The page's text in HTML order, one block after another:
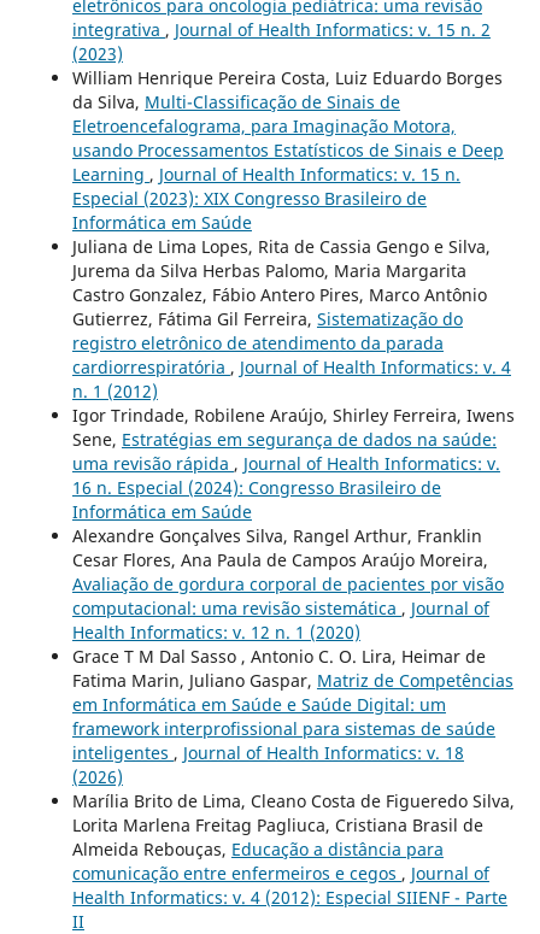
eletrônicos para oncologia pediátrica: uma revisão
integrativa , Journal of Health Informatics: v. 15 n. 2
(2023)
William Henrique Pereira Costa, Luiz Eduardo Borges
da Silva, Multi-Classificação de Sinais de
Eletroencefalograma, para Imaginação Motora,
usando Processamentos Estatísticos de Sinais e Deep
Learning , Journal of Health Informatics: v. 15 n.
Especial (2023): XIX Congresso Brasileiro de
Informática em Saúde
Juliana de Lima Lopes, Rita de Cassia Gengo e Silva,
Jurema da Silva Herbas Palomo, Maria Margarita
Castro Gonzalez, Fábio Antero Pires, Marco Antônio
Gutierrez, Fátima Gil Ferreira, Sistematização do
registro eletrônico de atendimento da parada
cardiorrespiratória , Journal of Health Informatics: v. 4
n. 1 (2012)
Igor Trindade, Robilene Araújo, Shirley Ferreira, Iwens
Sene, Estratégias em segurança de dados na saúde:
uma revisão rápida , Journal of Health Informatics: v.
16 n. Especial (2024): Congresso Brasileiro de
Informática em Saúde
Alexandre Gonçalves Silva, Rangel Arthur, Franklin
Cesar Flores, Ana Paula de Campos Araújo Moreira,
Avaliação de gordura corporal de pacientes por visão
computacional: uma revisão sistemática , Journal of
Health Informatics: v. 12 n. 1 (2020)
Grace T M Dal Sasso , Antonio C. O. Lira, Heimar de
Fatima Marin, Juliano Gaspar, Matriz de Competências
em Informática em Saúde e Saúde Digital: um
framework interprofissional para sistemas de saúde
inteligentes , Journal of Health Informatics: v. 18
(2026)
Marília Brito de Lima, Cleano Costa de Figueredo Silva,
Lorita Marlena Freitag Pagliuca, Cristiana Brasil de
Almeida Rebouças, Educação a distância para
comunicação entre enfermeiros e cegos , Journal of
Health Informatics: v. 4 (2012): Especial SIIENF - Parte
II